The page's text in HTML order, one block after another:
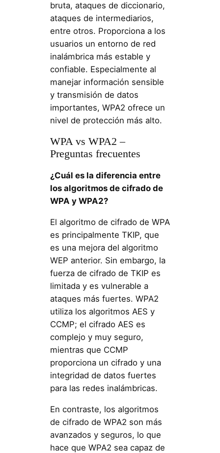
bruta, ataques de diccionario,
ataques de intermediarios,
entre otros. Proporciona a los
usuarios un entorno de red
inalámbrica más estable y
confiable. Especialmente al
manejar información sensible
y transmisión de datos
importantes, WPA2 ofrece un
nivel de protección más alto.
WPA vs WPA2 –
Preguntas frecuentes
¿Cuál es la diferencia entre
los algoritmos de cifrado de
WPA y WPA2?
El algoritmo de cifrado de WPA
es principalmente TKIP, que
es una mejora del algoritmo
WEP anterior. Sin embargo, la
fuerza de cifrado de TKIP es
limitada y es vulnerable a
ataques más fuertes. WPA2
utiliza los algoritmos AES y
CCMP; el cifrado AES es
complejo y muy seguro,
mientras que CCMP
proporciona un cifrado y una
integridad de datos fuertes
para las redes inalámbricas.
En contraste, los algoritmos
de cifrado de WPA2 son más
avanzados y seguros, lo que
hace que WPA2 sea capaz de